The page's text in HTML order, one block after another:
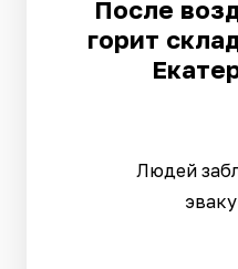
После
горит
Людей